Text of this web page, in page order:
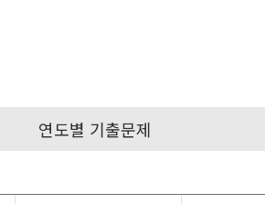
연도별 기출문제